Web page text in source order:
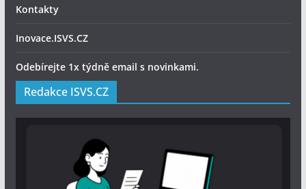
Kontakty
Inovace.ISVS.CZ
Odebírejte 1x týdně email s novinkami.
Redakce ISVS.CZ